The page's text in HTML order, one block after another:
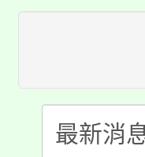
視費
半價
者。
大園
份教
大溪
份教
淨零
會
115年